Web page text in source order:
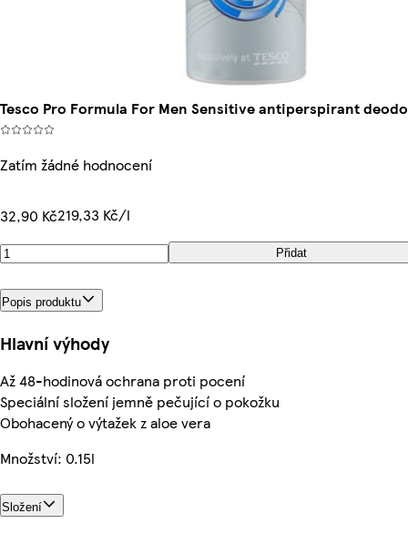
Tesco Pro Formula For Men Sensitive antiperspirant
Zatím žádné hodnocení
32,90 Kč219,33 Kč/l
Přidat
Popis produktu
Hlavní výhody
Až 48-hodinová ochrana proti pocení
Speciální složení jemně pečující o pokožku
Obohacený o výtažek z aloe vera
Množství: 0.15l
Složení